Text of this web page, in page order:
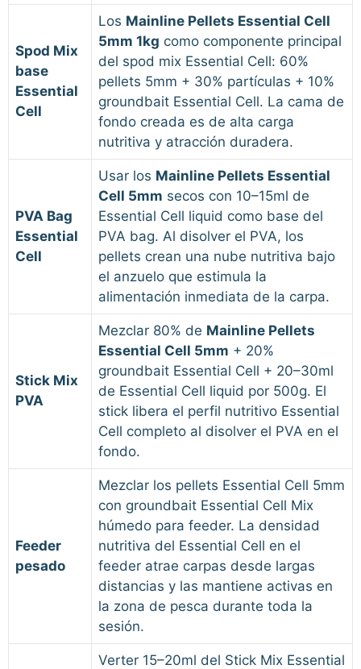
Spod Mix
base
Essential
Cell
Los Mainline Pellets Essential Cell
5mm 1kg como componente principal
del spod mix Essential Cell: 60%
pellets 5mm + 30% partículas + 10%
groundbait Essential Cell. La cama de
fondo creada es de alta carga
nutritiva y atracción duradera.
PVA Bag
Essential
Cell
Usar los Mainline Pellets Essential
Cell 5mm secos con 10–15ml de
Essential Cell liquid como base del
PVA bag. Al disolver el PVA, los
pellets crean una nube nutritiva bajo
el anzuelo que estimula la
alimentación inmediata de la carpa.
Stick Mix
PVA
Mezclar 80% de Mainline Pellets
Essential Cell 5mm + 20%
groundbait Essential Cell + 20–30ml
de Essential Cell liquid por 500g. El
stick libera el perfil nutritivo Essential
Cell completo al disolver el PVA en el
fondo.
Feeder
pesado
Mezclar los pellets Essential Cell 5mm
con groundbait Essential Cell Mix
húmedo para feeder. La densidad
nutritiva del Essential Cell en el
feeder atrae carpas desde largas
distancias y las mantiene activas en
la zona de pesca durante toda la
sesión.
Verter 15–20ml del Stick Mix Essential